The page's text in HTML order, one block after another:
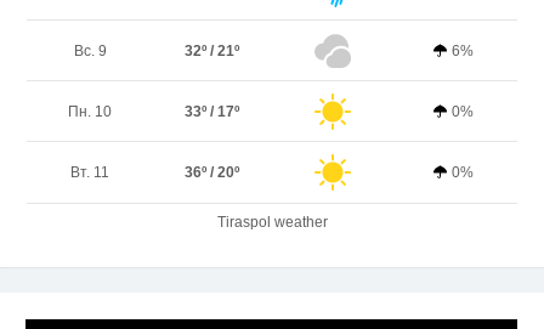
Вс. 9 32º / 21º 6%
Пн. 10 33º / 17º 0%
Вт. 11 36º / 20º 0%
Tiraspol weather